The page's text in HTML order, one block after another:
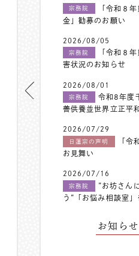
宗務院
「令和８
金」勧募のお願い
2026/08/05
宗務院
「令和８
害状況のお知らせ
2026/08/01
宗務院
令和8年度
善供養並世界立正平
2026/07/29
日蓮宗の声明
「令
お見舞い
2026/07/16
宗務院
”お坊さん
う”「お悩み相談室」
お知ら